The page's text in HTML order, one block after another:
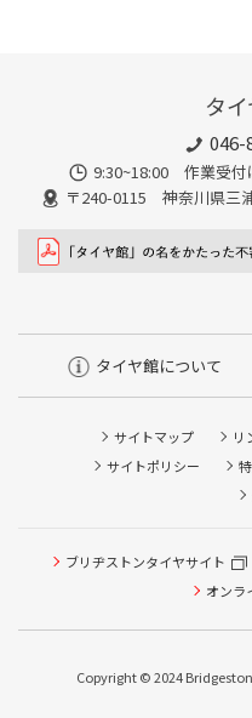
タ
046-
9:30~18:00 作業受付
〒240-0115 神奈川県三
タイヤ館について
サイトマップ リ
サイトポリシー
ブリヂストンタイヤサイト
オンラ
Copyright © 2024
タイヤ点検・安全点検/
ピット作業の予約
本日のタイヤ履き替え